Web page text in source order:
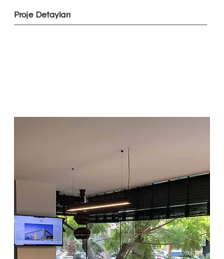
Proje Detayları